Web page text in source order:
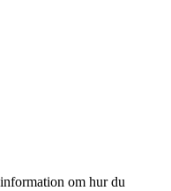
om hur du